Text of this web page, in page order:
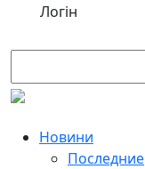
Логін
Новини
Последние